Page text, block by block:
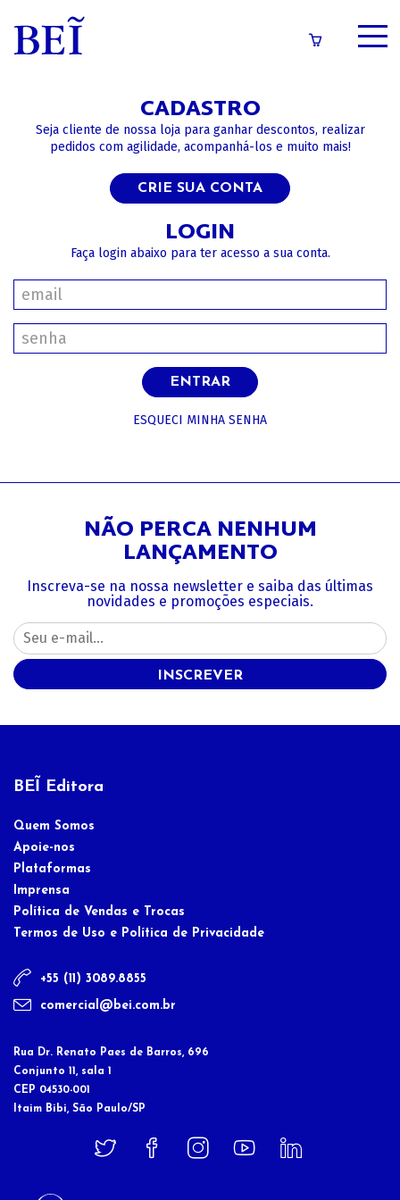
CATÁLOGO
CADASTRO
Seja cliente de nossa loja para ganhar descontos, realizar
pedidos com agilidade, acompanhá-los e muito mais!
CRIE SUA CONTA
LOGIN
Faça login abaixo para ter acesso a sua conta.
ENTRAR
ESQUECI MINHA SENHA
NÃO PERCA NENHUM
LANÇAMENTO
Inscreva-se na nossa newsletter e saiba das últimas
novidades e promoções especiais.
INSCREVER
BEĨ Editora
Quem Somos
Apoie-nos
Plataformas
Imprensa
Política de Vendas e Trocas
Termos de Uso e Política de Privacidade
+55 (11) 3089.8855
comercial@bei.com.br
Rua Dr. Renato Paes de Barros, 696
Conjunto 11, sala 1
CEP 04530-001
Itaim Bibi, São Paulo/SP